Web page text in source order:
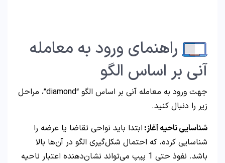
راهنمای ورود به معامله
آنی بر اساس الگو
جهت ورود به معامله آنی بر اساس الگو “diamond”، مراحل
زیر را دنبال کنید.
شناسایی ناحیه آغاز: ابتدا باید نواحی تقاضا یا عرضه را
شناسایی کرده، که احتمال شکل‌گیری الگو در آن‌ها بالا
باشد. نفوذ حتی 1 پیپ می‌تواند نشان‌دهنده اعتبار ناحیه